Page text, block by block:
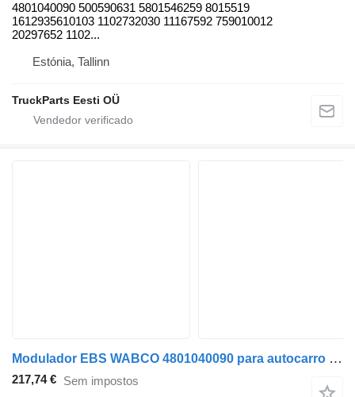
4801040090 500590631 5801546259 8015519
1612935610103 1102732030 11167592 759010012
20297652 1102...
Estónia, Tallinn
TruckParts Eesti OÜ
Modulador EBS WABCO 4801040090 para autocarro Solaris Urbino, Alpino, Vacanza (1999-)
217,74 € Sem impostos